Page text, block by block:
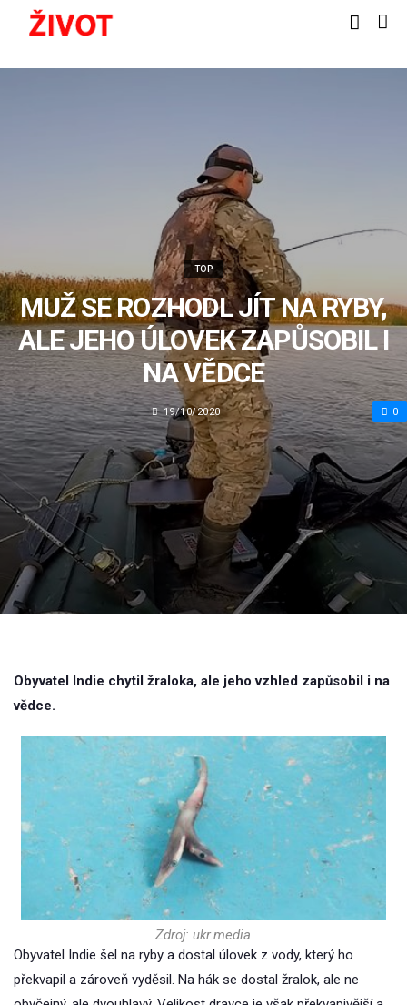
TOP
MUŽ SE ROZHODL JÍT NA RYBY,
ALE JEHO ÚLOVEK ZAPŮSOBIL I
NA VĚDCE
19/10/2020 0
Obyvatel Indie chytil žraloka, ale jeho vzhled zapůsobil i na
vědce.
Zdroj: ukr.media
Obyvatel Indie šel na ryby a dostal úlovek z vody, který ho
překvapil a zároveň vyděsil. Na hák se dostal žralok, ale ne